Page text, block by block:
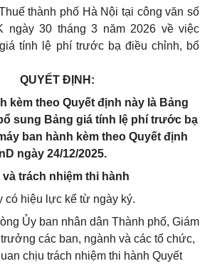
thành phố Hà Nội tại công văn số
ngày 30 tháng 3 năm 2026 về việc
tính lệ phí trước bạ điều chỉnh, bổ
QUYẾT ĐỊNH:
kèm theo Quyết định này là Bảng
sung Bảng giá tính lệ phí trước bạ
ban hành kèm theo Quyết định
ngày 24/12/2025.
trách nhiệm thi hành
có hiệu lực kể từ ngày ký.
Ủy ban nhân dân Thành phố, Giám
các ban, ngành và các tổ chức,
chịu trách nhiệm thi hành Quyết